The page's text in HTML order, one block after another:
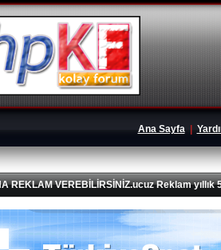
Ana Sayfa|
REKLAM VEREBİLİRSİNİZ.ucuz Reklam yıllık